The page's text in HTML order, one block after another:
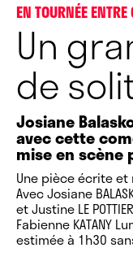
EN TOURNÉE
Un
de
Josiane
avec cette
mise en scène
Une pièce écrite et
Avec Josiane
et Justine LE
Fabienne KATANY
estimée à 1h30